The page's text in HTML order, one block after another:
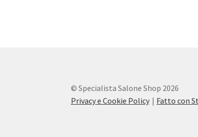
© Specialista Salone Shop 2026
Privacy e Cookie Policy
Fatto con